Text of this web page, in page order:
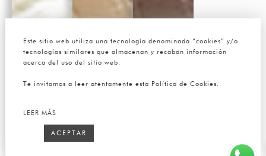
Este sitio web utiliza una tecnología denominada “cookies” y/o
tecnologías similares que almacenan y recaban información
acerca del uso del sitio web.
Te invitamos a leer atentamente esta Política de Cookies.
LEER MÁS
ACEPTAR